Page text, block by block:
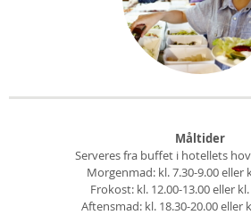
Måltider
Serveres fra buffet i hotellets
Morgenmad: kl. 7.30-9.00 eller
Frokost: kl. 12.00-13.00 eller
Aftensmad: kl. 18.30-20.00 eller